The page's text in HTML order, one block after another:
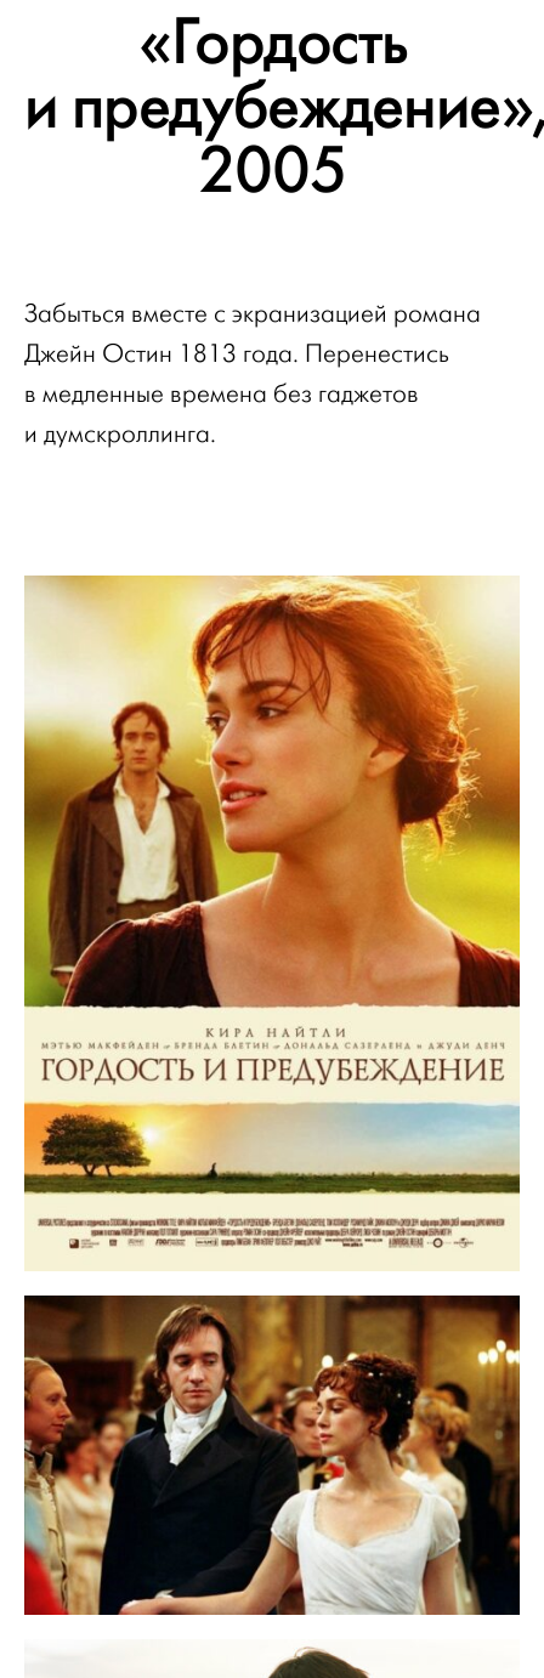
«Гордость
и
2005
Забыться вместе с экранизацией романа
Джейн Остин 1813 года. Перенестись
в медленные времена без гаджетов
и думскроллинга.